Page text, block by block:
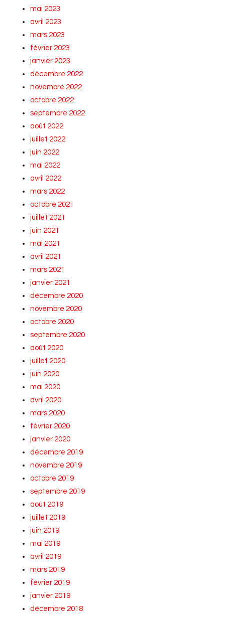
mai 2023
avril 2023
mars 2023
février 2023
janvier 2023
décembre 2022
novembre 2022
octobre 2022
septembre 2022
août 2022
juillet 2022
juin 2022
mai 2022
avril 2022
mars 2022
octobre 2021
juillet 2021
juin 2021
mai 2021
avril 2021
mars 2021
janvier 2021
décembre 2020
novembre 2020
octobre 2020
septembre 2020
août 2020
juillet 2020
juin 2020
mai 2020
avril 2020
mars 2020
février 2020
janvier 2020
décembre 2019
novembre 2019
octobre 2019
septembre 2019
août 2019
juillet 2019
juin 2019
mai 2019
avril 2019
mars 2019
février 2019
janvier 2019
décembre 2018